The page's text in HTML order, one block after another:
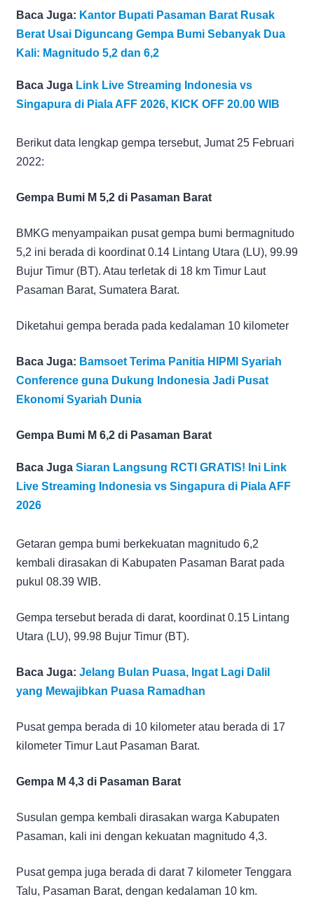
Baca Juga: Kantor Bupati Pasaman Barat Rusak
Berat Usai Diguncang Gempa Bumi Sebanyak Dua
Kali: Magnitudo 5,2 dan 6,2
Baca Juga Link Live Streaming Indonesia vs
Singapura di Piala AFF 2026, KICK OFF 20.00 WIB
Berikut data lengkap gempa tersebut, Jumat 25 Februari
2022:
Gempa Bumi M 5,2 di Pasaman Barat
BMKG menyampaikan pusat gempa bumi bermagnitudo
5,2 ini berada di koordinat 0.14 Lintang Utara (LU), 99.99
Bujur Timur (BT). Atau terletak di 18 km Timur Laut
Pasaman Barat, Sumatera Barat.
Diketahui gempa berada pada kedalaman 10 kilometer
Baca Juga: Bamsoet Terima Panitia HIPMI Syariah
Conference guna Dukung Indonesia Jadi Pusat
Ekonomi Syariah Dunia
Gempa Bumi M 6,2 di Pasaman Barat
Baca Juga Siaran Langsung RCTI GRATIS! Ini Link
Live Streaming Indonesia vs Singapura di Piala AFF
2026
Getaran gempa bumi berkekuatan magnitudo 6,2
kembali dirasakan di Kabupaten Pasaman Barat pada
pukul 08.39 WIB.
Gempa tersebut berada di darat, koordinat 0.15 Lintang
Utara (LU), 99.98 Bujur Timur (BT).
Baca Juga: Jelang Bulan Puasa, Ingat Lagi Dalil
yang Mewajibkan Puasa Ramadhan
Pusat gempa berada di 10 kilometer atau berada di 17
kilometer Timur Laut Pasaman Barat.
Gempa M 4,3 di Pasaman Barat
Susulan gempa kembali dirasakan warga Kabupaten
Pasaman, kali ini dengan kekuatan magnitudo 4,3.
Pusat gempa juga berada di darat 7 kilometer Tenggara
Talu, Pasaman Barat, dengan kedalaman 10 km.